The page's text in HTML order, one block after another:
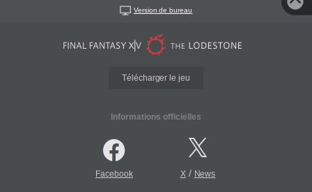
Version de bureau
Télécharger le jeu
Informations officielles
Facebook X/ News